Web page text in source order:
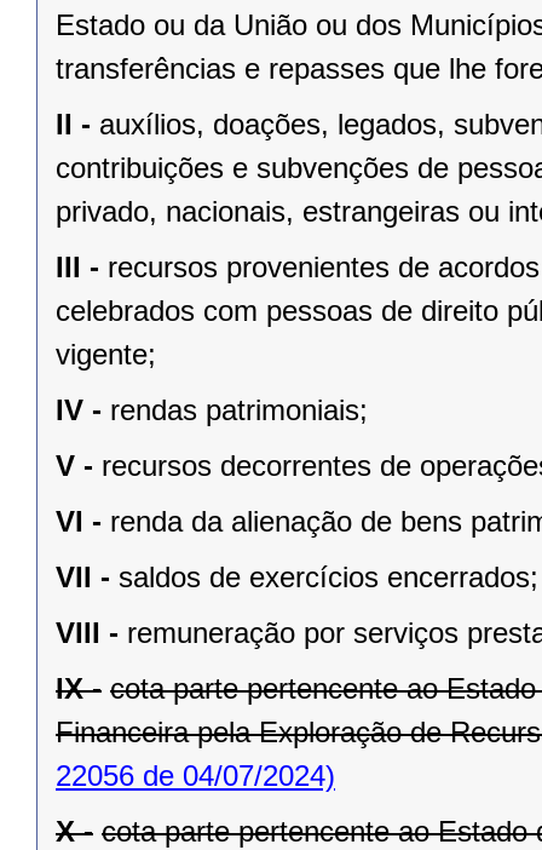
Estado ou da União ou dos
transferências e repasses que lhe
II - auxílios, doações, legados,
contribuições e subvenções de
privado, nacionais, estrangeiras ou
III - recursos provenientes de
celebrados com pessoas de direito
vigente;
IV - rendas patrimoniais;
V - recursos decorrentes de
VI - renda da alienação de bens
VII - saldos de exercícios encerrados;
VIII - remuneração por serviços
IX - cota parte pertencente ao
Financeira pela Exploração de
22056 de 04/07/2024)
X - cota parte pertencente ao